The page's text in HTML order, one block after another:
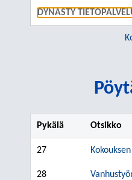
DYNASTY
Pykälä Otsikko
27
28